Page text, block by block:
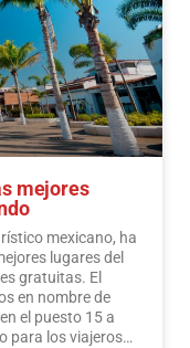
mejores
mexicano, ha
lugares del
gratuitas. El
en nombre de
el puesto 15 a
para los viajeros